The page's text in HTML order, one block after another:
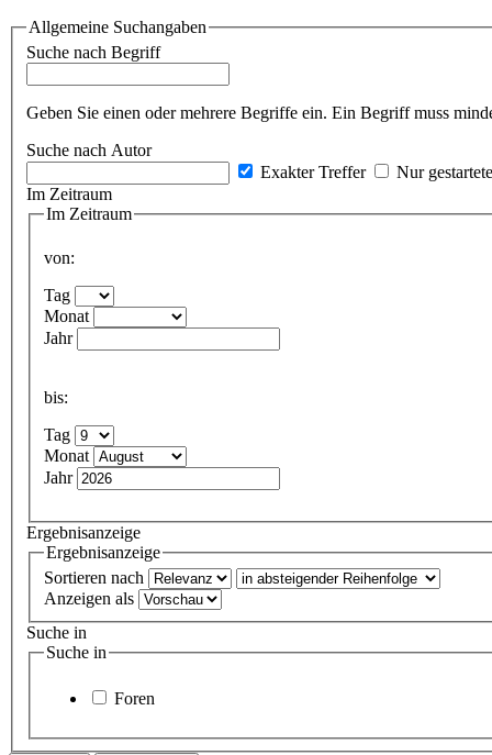
Allgemeine Suchangaben
Suche nach Begriff
Geben Sie einen oder mehrere Begriffe ein. Ein Begriff muss
Suche nach Autor
Exakter Treffer
Nur
Im Zeitraum
Im Zeitraum
von:
Tag
Monat
Jahr
bis:
Tag
Monat
Jahr
Ergebnisanzeige
Ergebnisanzeige
Sortieren nach
Anzeigen als
Suche in
Suche in
Foren